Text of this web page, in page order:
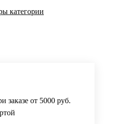
категории
заказе от 5000 руб.